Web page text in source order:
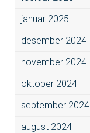
januar 2025
desember 2024
november 2024
oktober 2024
september 2024
august 2024